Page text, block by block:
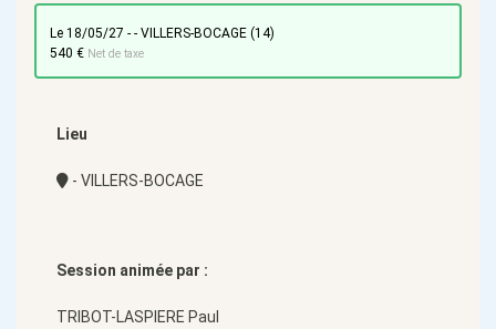
le 18/05/27 - - VILLERS-BOCAGE (14)
540 € Net de taxe
Lieu
- VILLERS-BOCAGE
Session animée par :
TRIBOT-LASPIERE Paul